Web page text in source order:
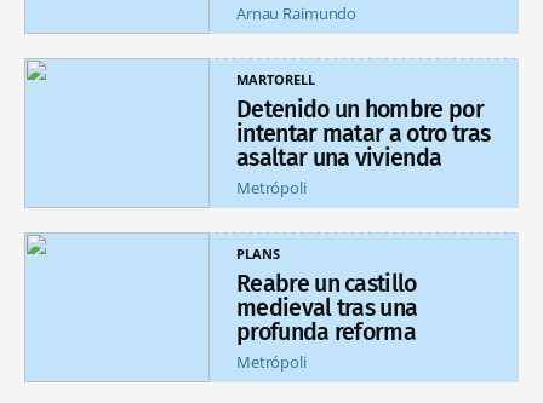
Arnau Raimundo
MARTORELL
Detenido un hombre por
intentar matar a otro tras
asaltar una vivienda
Metrópoli
PLANS
Reabre un castillo
medieval tras una
profunda reforma
Metrópoli